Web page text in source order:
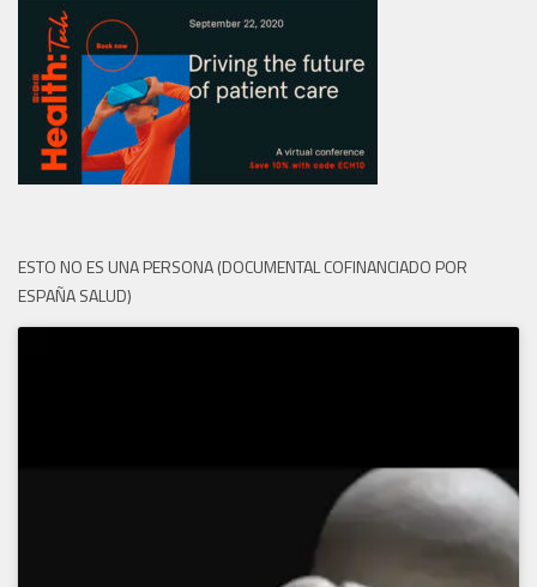
ESTO NO ES UNA PERSONA (DOCUMENTAL COFINANCIADO POR
ESPAÑA SALUD)